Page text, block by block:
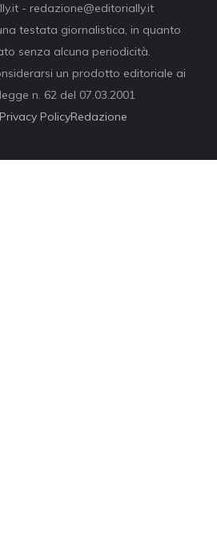
- redazione@editorially.it
testata giornalistica, in quanto
senza alcuna periodicità.
un prodotto editoriale ai
n. 62 del 07.03.2001
Privacy PolicyRedazione